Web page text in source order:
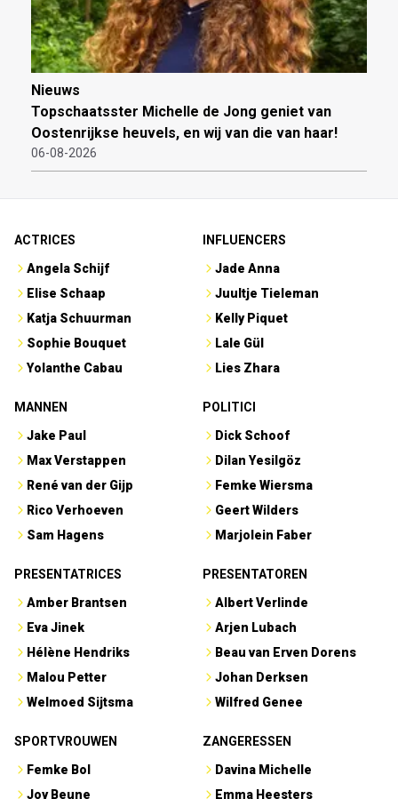
Nieuws
Topschaatsster Michelle de Jong geniet van
Oostenrijkse heuvels, en wij van die van haar!
06-08-2026
ACTRICES
Angela Schijf
Elise Schaap
Katja Schuurman
Sophie Bouquet
Yolanthe Cabau
INFLUENCERS
Jade Anna
Juultje Tieleman
Kelly Piquet
Lale Gül
Lies Zhara
MANNEN
Jake Paul
Max Verstappen
René van der Gijp
Rico Verhoeven
Sam Hagens
POLITICI
Dick Schoof
Dilan Yesilgöz
Femke Wiersma
Geert Wilders
Marjolein Faber
PRESENTATRICES
Amber Brantsen
Eva Jinek
Hélène Hendriks
Malou Petter
Welmoed Sijtsma
PRESENTATOREN
Albert Verlinde
Arjen Lubach
Beau van Erven Dorens
Johan Derksen
Wilfred Genee
SPORTVROUWEN
Femke Bol
Joy Beune
ZANGERESSEN
Davina Michelle
Emma Heesters